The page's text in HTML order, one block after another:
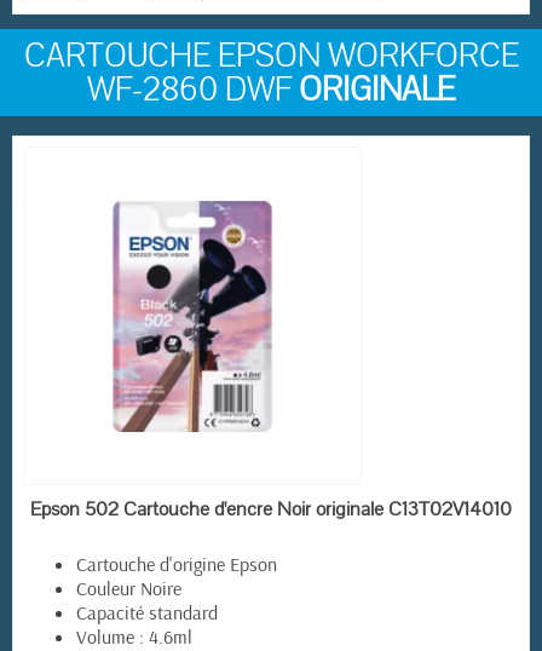
CARTOUCHE EPSON WORKFORCE
WF-2860 DWFORIGINALE
EN STOCK
Epson 502 Cartouche d'encre Noir originale C13T02V14010
Cartouche d'origine Epson
Couleur Noire
Capacité standard
Volume : 4.6ml